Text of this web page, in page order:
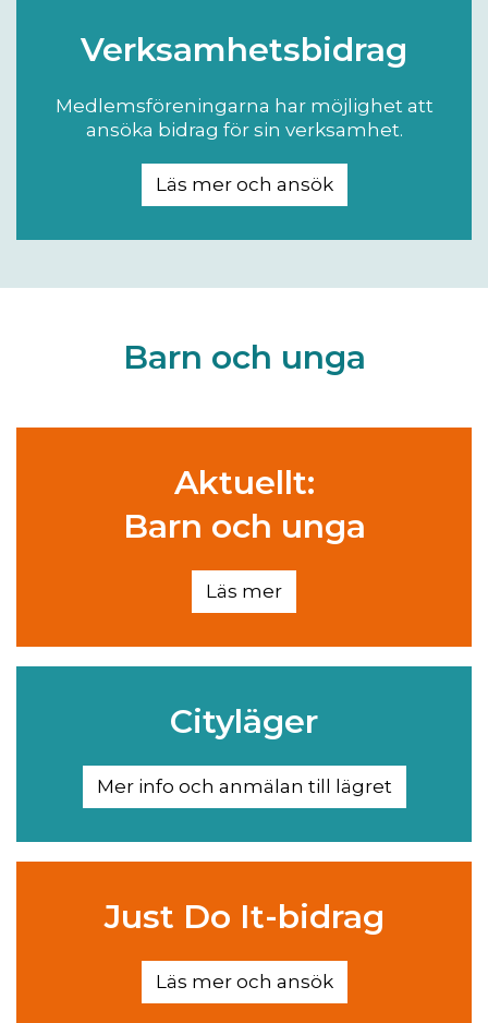
Verksamhetsbidrag
Medlemsföreningarna har möjlighet att
ansöka bidrag för sin verksamhet.
Läs mer och ansök
Barn och unga
Aktuellt:
Barn och unga
Läs mer
Cityläger
Mer info och anmälan till lägret
Just Do It-bidrag
Läs mer och ansök